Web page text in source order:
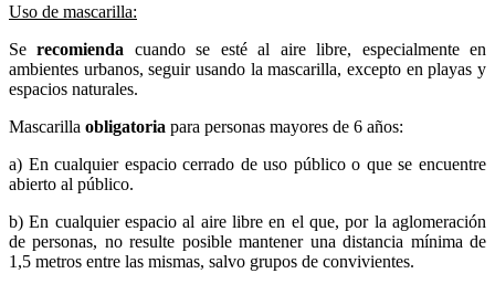
Uso de mascarilla:
Serecomienda cuando se esté al aire libre, especialmente en
ambientes urbanos, seguir usando la mascarilla, excepto en playas y
espacios naturales.
Mascarilla obligatoria para personas mayores de 6 años:
a) En cualquier espacio cerrado de uso público o que se encuentre
abierto al público.
b) En cualquier espacio al aire libre en el que, por la aglomeración
de personas, no resulte posible mantener una distancia mínima de
1,5 metros entre las mismas, salvo grupos de convivientes.